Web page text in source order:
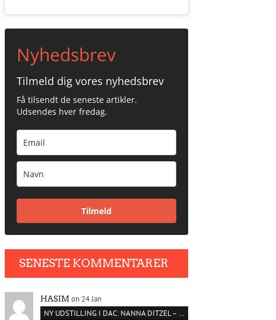
Nyhedsbrev
Tilmeld dig vores nyhedsbrev
Få tilsendt de seneste artikler.
Udsendes hver fredag.
Tilmeld
SENESTE KOMMENTARER
HASIM on 24 Jan
NY UDSTILLING I DAC: NANNA DITZEL – SÆT KROPPEN FRI